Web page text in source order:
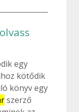
egy
kötődik
könyv egy
szerző